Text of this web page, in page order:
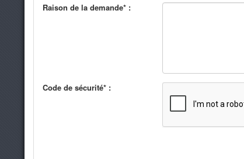
Raison de la demande* :
Code de sécurité* :